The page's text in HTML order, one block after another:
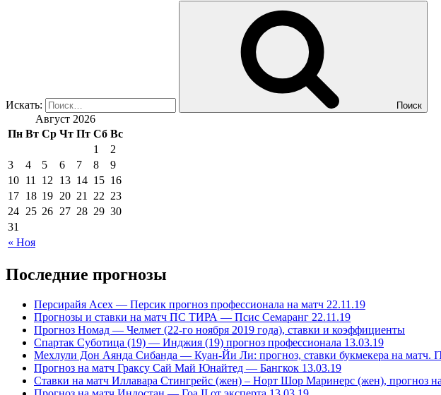
Искать: Поиск
Август 2026
Пн Вт Ср Чт Пт Сб Вс
« Ноя
1
2
3
4 5 6 7 8
9
10 11 12 13 14 15 16
17 18 19 20 21 22 23
24 25 26 27 28 29 30
31
Последние прогнозы
Персирайя Асех — Персик прогноз профессионала на матч 22.11.19
Прогнозы и ставки на матч ПС ТИРА — Псис Семаранг 22.11.19
Прогноз Номад — Челмет (22-го ноября 2019 года), ставки и коэффициенты
Спартак Суботица (19) — Инджия (19) прогноз профессионала 13.03.19
Мехлули Дон Аянда Сибанда — Куан-Йи Ли: прогноз, ставки букмекера на матч.
Прогноз на матч Граксу Сай Май Юнайтед — Бангкок 13.03.19
Ставки на матч Иллавара Стингрейс (жен) – Норт Шор Маринерс (жен), прогноз